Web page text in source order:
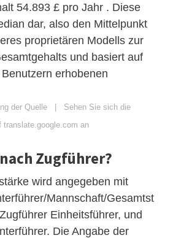
54.893 £ pro Jahr . Diese
dar, also den Mittelpunkt
proprietären Modells zur
und basiert auf
erhobenen
der Quelle | Sehen Sie sich die
translate.google.com an
Zugführer?
wird angegeben mit
Mannschaft/Gesamtst
Einheitsführer, und
Die Angabe der